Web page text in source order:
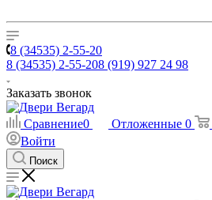
8 (34535) 2-55-20
8 (34535) 2-55-208 (919) 927 24 98
Заказать звонок
Сравнение0 Отложенные 0
Войти
Поиск